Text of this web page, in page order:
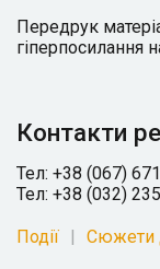
Передрук
гіперпосилання
Контакти
Тел: +38 (067)
Тел: +38 (032)
Події Сюжети